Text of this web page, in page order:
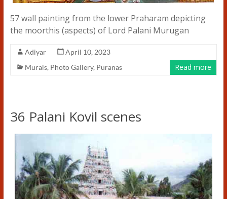
57 wall painting from the lower Praharam depicting
the moorthis (aspects) of Lord Palani Murugan
Adiyar
April 10, 2023
Murals, Photo Gallery, Puranas Read more
36 Palani Kovil scenes